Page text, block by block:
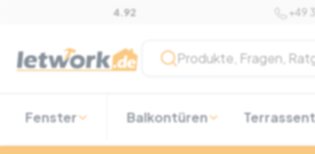
4.92 +49
Produkte, Fragen,
Fenster Balkontüren